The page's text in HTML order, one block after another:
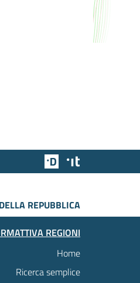
Team Digitale
REPUBBLICA
REGIONI
Home
Ricerca semplice